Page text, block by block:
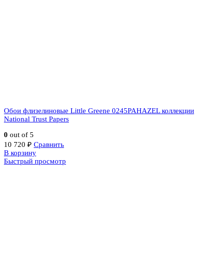
Обои флизелиновые Little Greene 0245PAHAZEL коллекции
National Trust Papers
0 out of 5
10 720 ₽ Сравнить
В корзину
Быстрый просмотр